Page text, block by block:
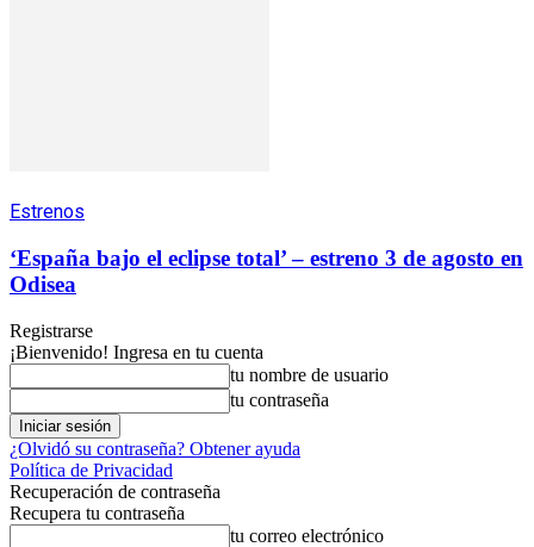
Estrenos
‘España bajo el eclipse total’ – estreno 3 de agosto en
Odisea
Registrarse
¡Bienvenido! Ingresa en tu cuenta
tu nombre de usuario
tu contraseña
¿Olvidó su contraseña? Obtener ayuda
Política de Privacidad
Recuperación de contraseña
Recupera tu contraseña
tu correo electrónico